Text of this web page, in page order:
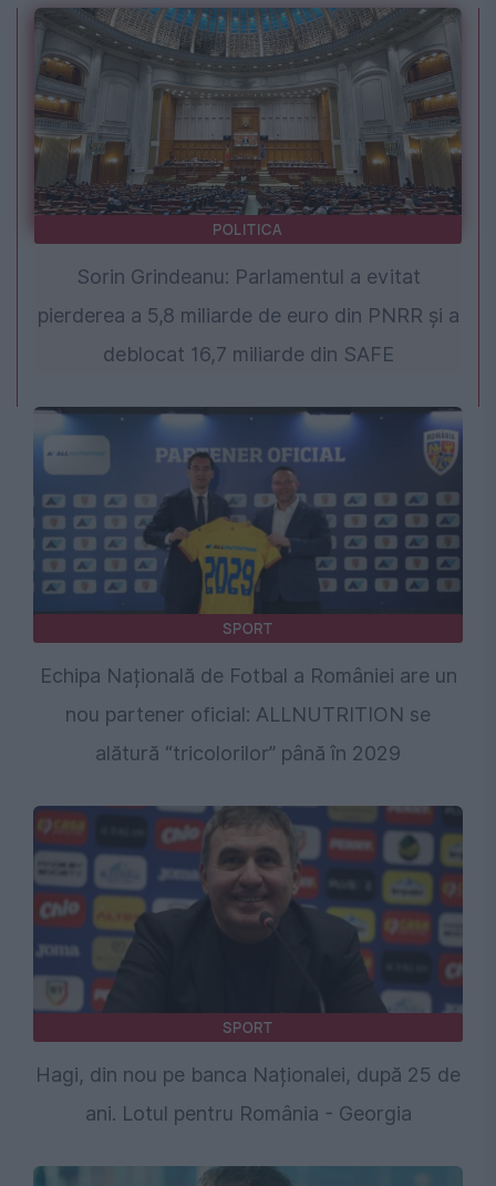
POLITICA
Sorin Grindeanu: Parlamentul a evitat
pierderea a 5,8 miliarde de euro din PNRR și a
deblocat 16,7 miliarde din SAFE
SPORT
Echipa Națională de Fotbal a României are un
nou partener oficial: ALLNUTRITION se
alătură “tricolorilor” până în 2029
SPORT
Hagi, din nou pe banca Naționalei, după 25 de
ani. Lotul pentru România - Georgia